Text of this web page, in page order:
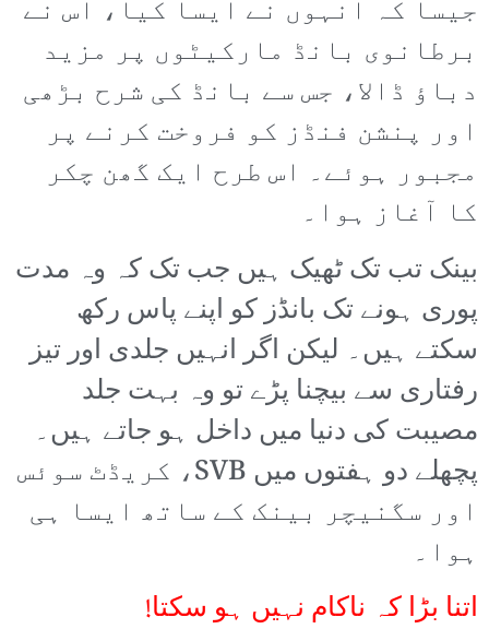
جیسا کہ انہوں نے ایسا کیا، اس نے
برطانوی بانڈ مارکیٹوں پر مزید
دباؤ ڈالا، جس سے بانڈ کی شرح بڑھی
اور پنشن فنڈز کو فروخت کرنے پر
مجبور ہوئے۔ اس طرح ایک گھن چکر
کا آغاز ہوا۔
بینک تب تک ٹھیک ہیں جب تک کہ وہ مدت
پوری ہونے تک بانڈز کو اپنے پاس رکھ
سکتے ہیں۔ لیکن اگر انہیں جلدی اور تیز
رفتاری سے بیچنا پڑے تو وہ بہت جلد
مصیبت کی دنیا میں داخل ہو جاتے ہیں۔
پچھلے دو ہفتوں میں SVB، کریڈٹ سوئس
اور سگنیچر بینک کے ساتھ ایسا ہی
ہوا۔
اتنا بڑا کہ ناکام نہیں ہو سکتا!